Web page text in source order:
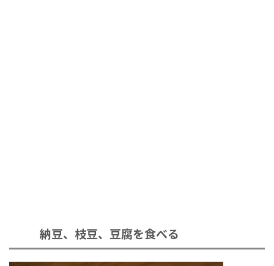
納豆、枝豆、豆腐を食べる